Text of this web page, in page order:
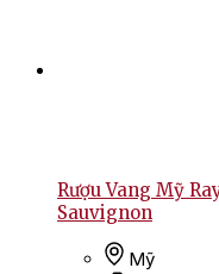
Rượu Vang Mỹ
Sauvignon
Mỹ